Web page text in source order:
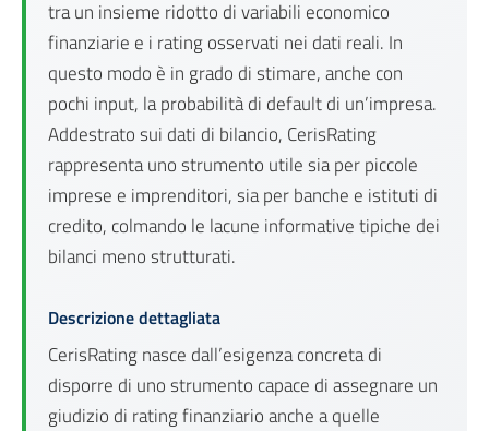
tra un insieme ridotto di variabili economico
finanziarie e i rating osservati nei dati reali. In
questo modo è in grado di stimare, anche con
pochi input, la probabilità di default di un’impresa.
Addestrato sui dati di bilancio, CerisRating
rappresenta uno strumento utile sia per piccole
imprese e imprenditori, sia per banche e istituti di
credito, colmando le lacune informative tipiche dei
bilanci meno strutturati.
Descrizione dettagliata
CerisRating nasce dall’esigenza concreta di
disporre di uno strumento capace di assegnare un
giudizio di rating finanziario anche a quelle